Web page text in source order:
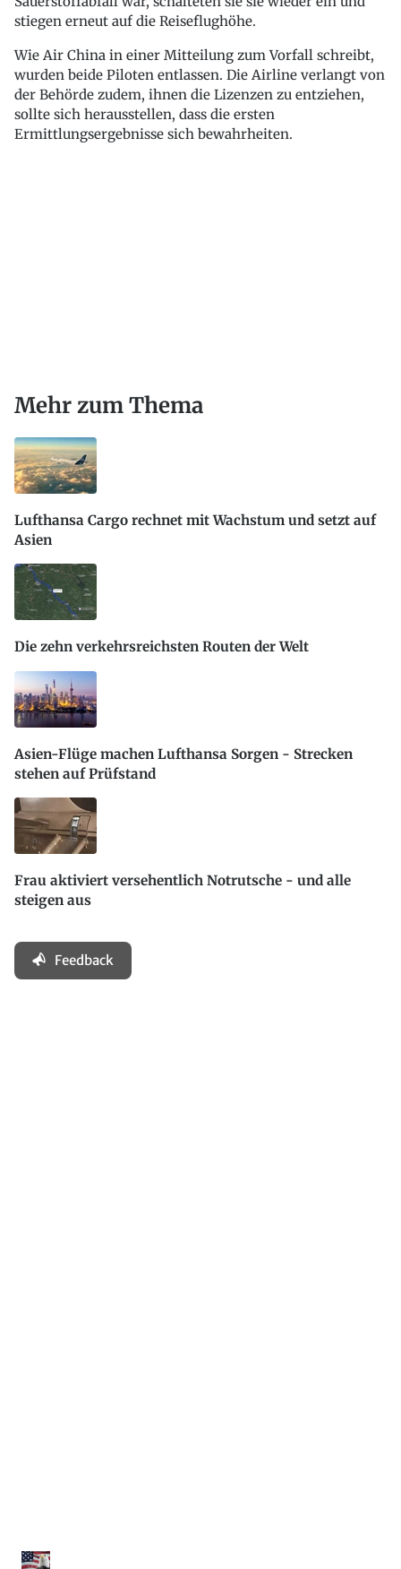
stiegen erneut auf die Reiseflughöhe.
Wie Air China in einer Mitteilung zum Vorfall schreibt,
wurden beide Piloten entlassen. Die Airline verlangt von
der Behörde zudem, ihnen die Lizenzen zu entziehen,
sollte sich herausstellen, dass die ersten
Ermittlungsergebnisse sich bewahrheiten.
Mehr zum Thema
Lufthansa Cargo rechnet mit Wachstum und setzt auf
Asien
Die zehn verkehrsreichsten Routen der Welt
Asien-Flüge machen Lufthansa Sorgen - Strecken
stehen auf Prüfstand
Frau aktiviert versehentlich Notrutsche - und alle
steigen aus
Feedback